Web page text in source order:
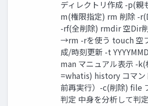
ディレクトリ作成 -p(親
m(権限指定) rm 削除 -
-rf(全削除) rmdir 空Dir
→rm -rを使う touch 空
成/時刻更新 -t
man マニュアル表示 -
=whatis) history コマ
前再実行）-c(削除) file
判定 中身を分析して判定